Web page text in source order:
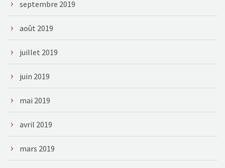
septembre 2019
août 2019
juillet 2019
juin 2019
mai 2019
avril 2019
mars 2019